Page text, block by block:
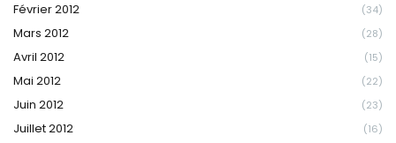
Février 2012 (34)
Mars 2012 (28)
Avril 2012 (15)
Mai 2012 (22)
Juin 2012 (23)
Juillet 2012 (16)